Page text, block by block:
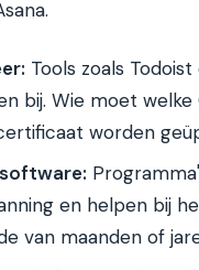
Tools zoals
bij. Wie moet
worden
en helpen bij
van maanden of